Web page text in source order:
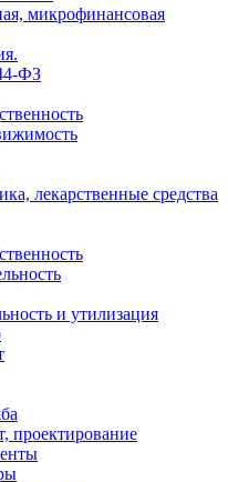
микрофинансовая
ФЗ
лекарственные средства
и утилизация
проектирование